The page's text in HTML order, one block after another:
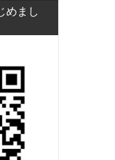
めまし